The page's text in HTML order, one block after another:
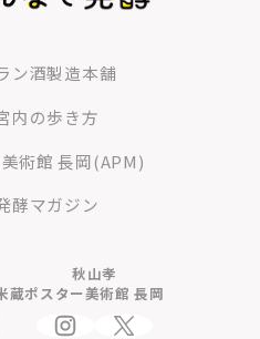
ン酒製造本舗
内の歩き方
術館 長岡(APM)
酵マガジン
蔵
秋山孝
ポスター美術館 長岡